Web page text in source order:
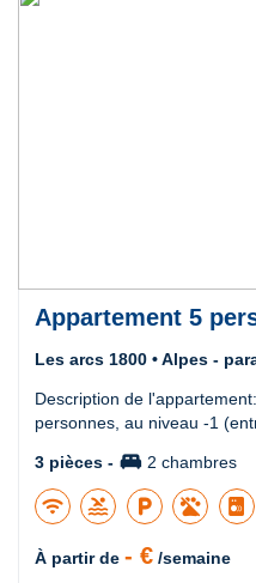
Appartement 5
Les arcs 1800 • Alpes -
Description de
personnes, au niveau -1
3 pièces - king_bed 2 chambres
wifi pool local_parking
À partir de - € /semaine